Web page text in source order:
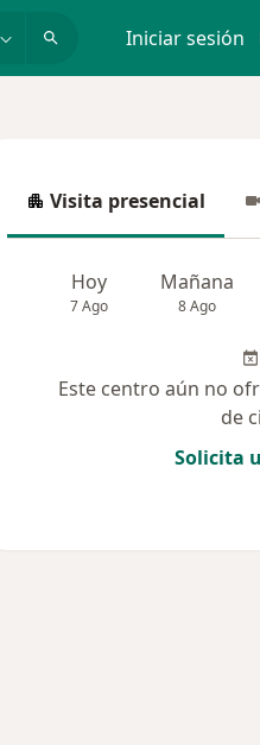
Iniciar sesión
Visita presencial
Visita presencial
Hoy
7 Ago
Mañana
8 Ago
Este centro aún no
de
Solicita